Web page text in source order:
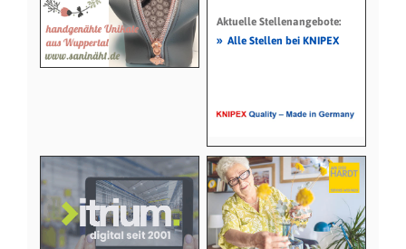
Aktuelle Stellenangebote:
» Alle Stellen bei KNIPEX